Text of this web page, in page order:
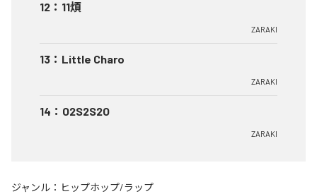
12 ： 11煩
ZARAKI
13 ： Little Charo
ZARAKI
14 ： O2S2S2O
ZARAKI
ジャンル： ヒップホップ/ラップ